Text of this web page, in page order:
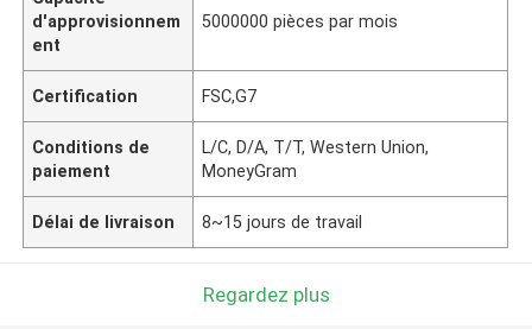
d'approvisionnem
ent
5000000 pièces par mois
Certification FSC,G7
Conditions de
paiement
L/C, D/A, T/T, Western Union,
MoneyGram
Délai de livraison 8~15 jours de travail
Regardez plus